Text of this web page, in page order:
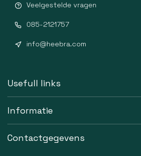
Veelgestelde vragen
085-2121757
info@heebra.com
Usefull links
Informatie
Contactgegevens